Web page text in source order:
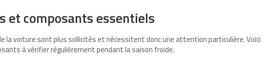
et composants essentiels
la voiture sont plus sollicités et nécessitent donc une attention particulière. Voici
à vérifier régulièrement pendant la saison froide.